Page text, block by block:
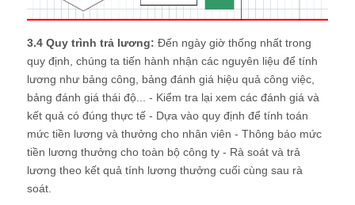
3.4 Quy trình trả lương: Đến ngày giờ thống nhất trong
quy định, chúng ta tiến hành nhận các nguyên liệu để tính
lương như bảng công, bảng đánh giá hiệu quả công việc,
bảng đánh giá thái độ... - Kiểm tra lại xem các đánh giá và
kết quả có đúng thực tế - Dựa vào quy định để tính toán
mức tiền lương và thưởng cho nhân viên - Thông báo mức
tiền lương thưởng cho toàn bộ công ty - Rà soát và trả
lương theo kết quả tính lương thưởng cuối cùng sau rà
soát.